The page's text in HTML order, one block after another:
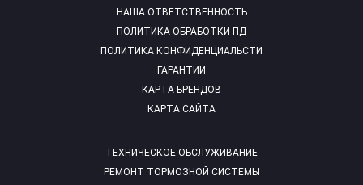
ТЕХНИЧЕСКОЕ ОБСЛУЖИВАНИЕ
РЕМОНТ ТОРМОЗНОЙ СИСТЕМЫ
НАША ОТВЕТСТВЕННОСТЬ
ПОЛИТИКА ОБРАБОТКИ ПД
ПОЛИТИКА КОНФИДЕНЦИАЛЬСТИ
ГАРАНТИИ
КАРТА БРЕНДОВ
КАРТА САЙТА